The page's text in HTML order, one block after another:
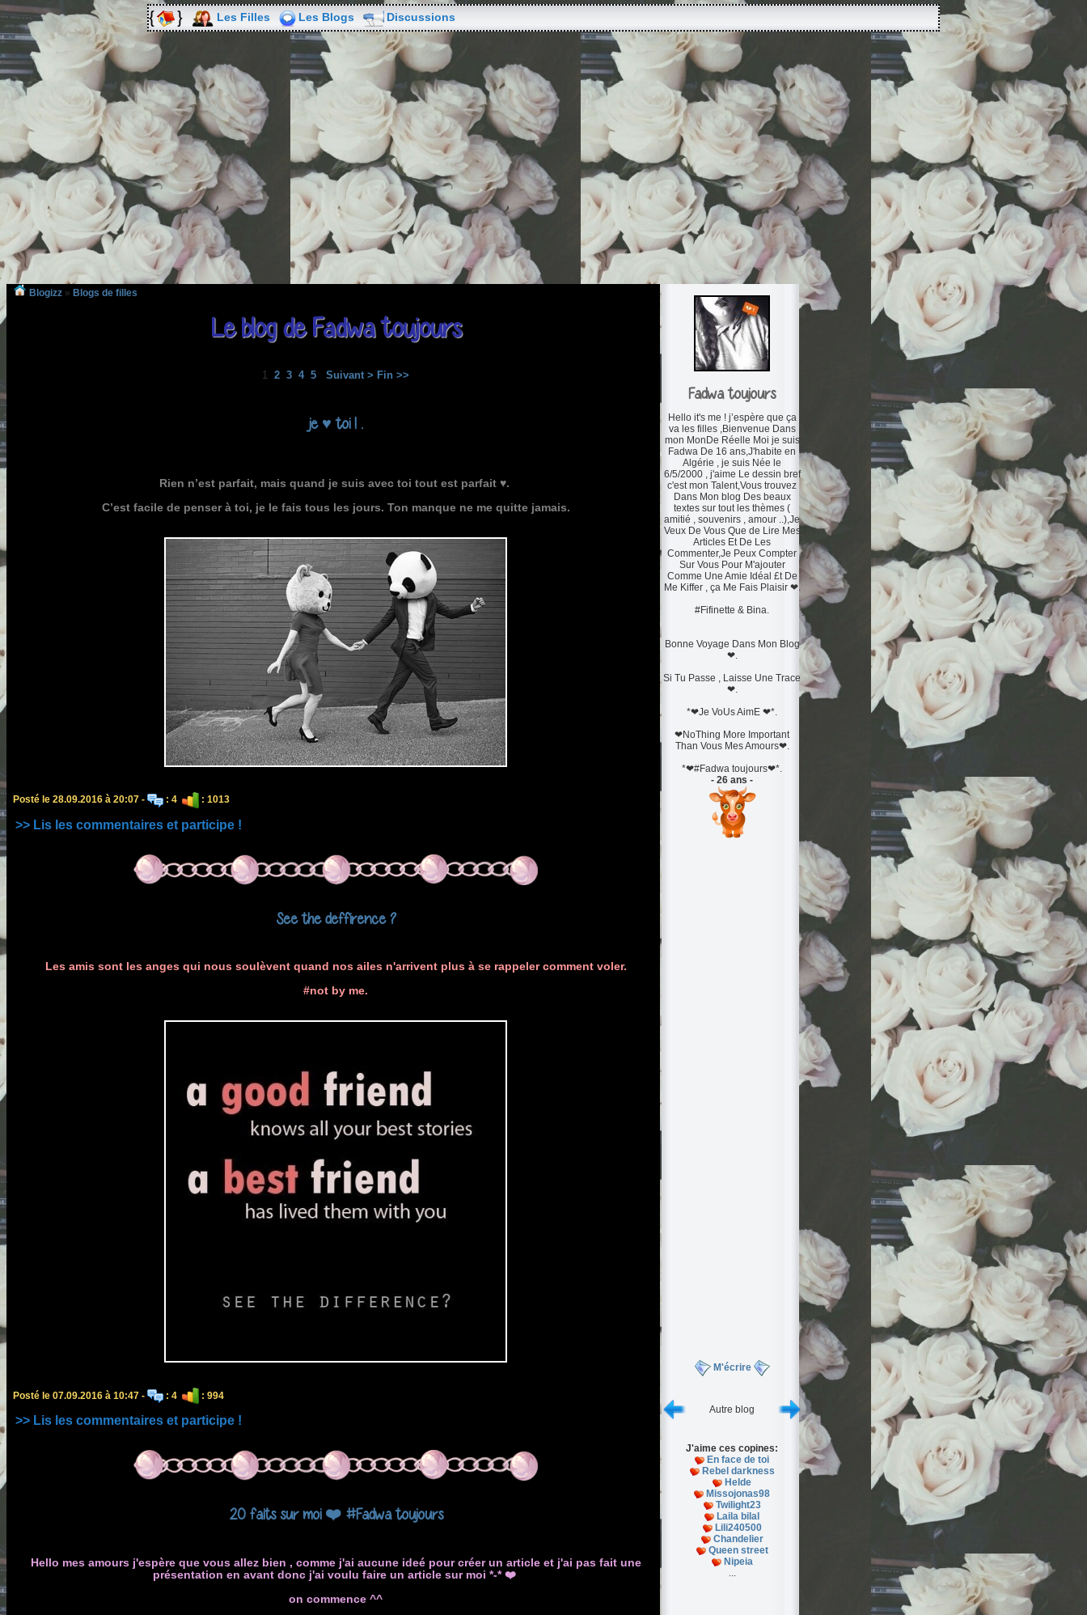
Les Filles Les Blogs Discussions
Blogizz » Blogs de filles
Le blog de Fadwa toujours
1 2 3 4 5 Suivant > Fin >>
je ♥ toi ! .
Rien n’est parfait, mais quand je suis avec toi tout est parfait ♥.
C’est facile de penser à toi, je le fais tous les jours. Ton manque ne me quitte jamais.
Posté le 28.09.2016 à 20:07 - : 4 : 1013
>> Lis les commentaires et participe !
See the deffirence ?
Les amis sont les anges qui nous soulèvent quand nos ailes n'arrivent plus à se rappeler comment voler.
#not by me.
Posté le 07.09.2016 à 10:47 - : 4 : 994
>> Lis les commentaires et participe !
20 faits sur moi ❤️ #Fadwa toujours
Hello mes amours j'espère que vous allez bien , comme j'ai aucune ideé pour créer un article et j'ai pas fait une
présentation en avant donc j'ai voulu faire un article sur moi *-* ❤️
on commence ^^
Fadwa toujours
Hello it's me ! j’espère que ça
va les filles ,Bienvenue Dans
mon MonDe Réelle Moi je suis
Fadwa De 16 ans,J'habite en
Algérie , je suis Née le
6/5/2000 , j'aime Le dessin bref
c'est mon Talent,Vous trouvez
Dans Mon blog Des beaux
textes sur tout les thèmes (
amitié , souvenirs , amour ..),Je
Veux De Vous Que de Lire Mes
Articles Et De Les
Commenter,Je Peux Compter
Sur Vous Pour M'ajouter
Comme Une Amie Idéal £t De
Me Kiffer , ça Me Fais Plaisir ❤.
#Fifinette & Bina.
Bonne Voyage Dans Mon Blog
❤.
Si Tu Passe , Laisse Une Trace
❤.
*❤Je VoUs AimE ❤*.
❤NoThing More Important
Than Vous Mes Amours❤.
*❤#Fadwa toujours❤*.
- 26 ans -
M'écrire
Autre blog
J'aime ces copines:
En face de toi
Rebel darkness
Helde
Missojonas98
Twilight23
Laila bilal
Lili240500
Chandelier
Queen street
Nipeia
...